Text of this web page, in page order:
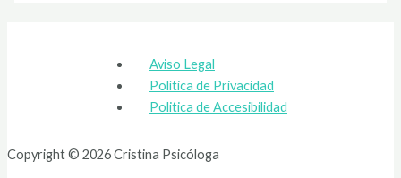
Aviso Legal
Política de Privacidad
Politica de Accesibilidad
Copyright © 2026 Cristina Psicóloga